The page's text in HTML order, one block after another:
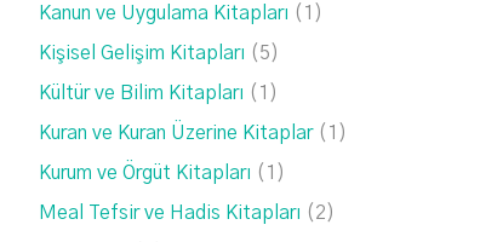
Kanun ve Uygulama Kitapları (1)
Kişisel Gelişim Kitapları (5)
Kültür ve Bilim Kitapları (1)
Kuran ve Kuran Üzerine Kitaplar (1)
Kurum ve Örgüt Kitapları (1)
Meal Tefsir ve Hadis Kitapları (2)